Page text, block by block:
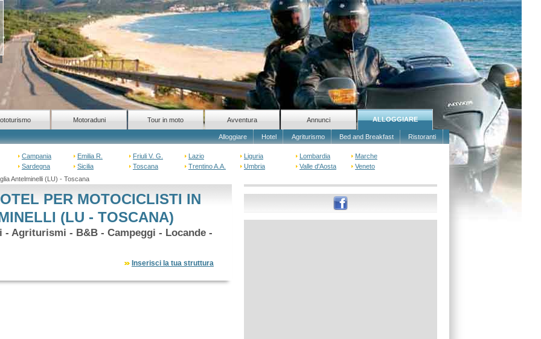
Motoraduni Tour in moto Avventura Annunci ALLOGGIARE
Alloggiare Hotel Agriturismo Bed and Breakfast Ristoranti
Campania Emilia R. Friuli V. G. Lazio Liguria Lombardia
Marche
Sardegna
Sicilia Toscana Trentino A.A. Umbria Valle d'Aosta
Veneto
Antelminelli (LU) - Toscana
PER MOTOCICLISTI IN
(LU - TOSCANA)
Agriturismi - B&B - Campeggi - Locande -
Inserisci la tua struttura